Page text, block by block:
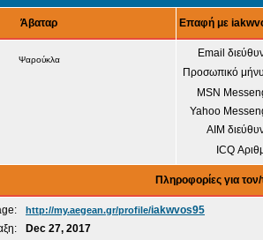
Άβαταρ Επαφή με
Ψαρούκλα
Email
Προσωπικό
MSN
Yahoo
AIM
ICQ
Πληροφορίες για
http://my.aegean.gr/profile/iakwvos95
Dec 27, 2017